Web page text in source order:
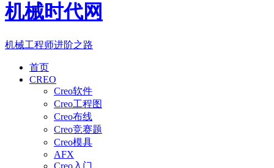
机械时代网
机械工程师进阶之路
首页
CREO
Creo软件
Creo工程图
Creo布线
Creo竞赛题
Creo模具
AFX
Creo入门